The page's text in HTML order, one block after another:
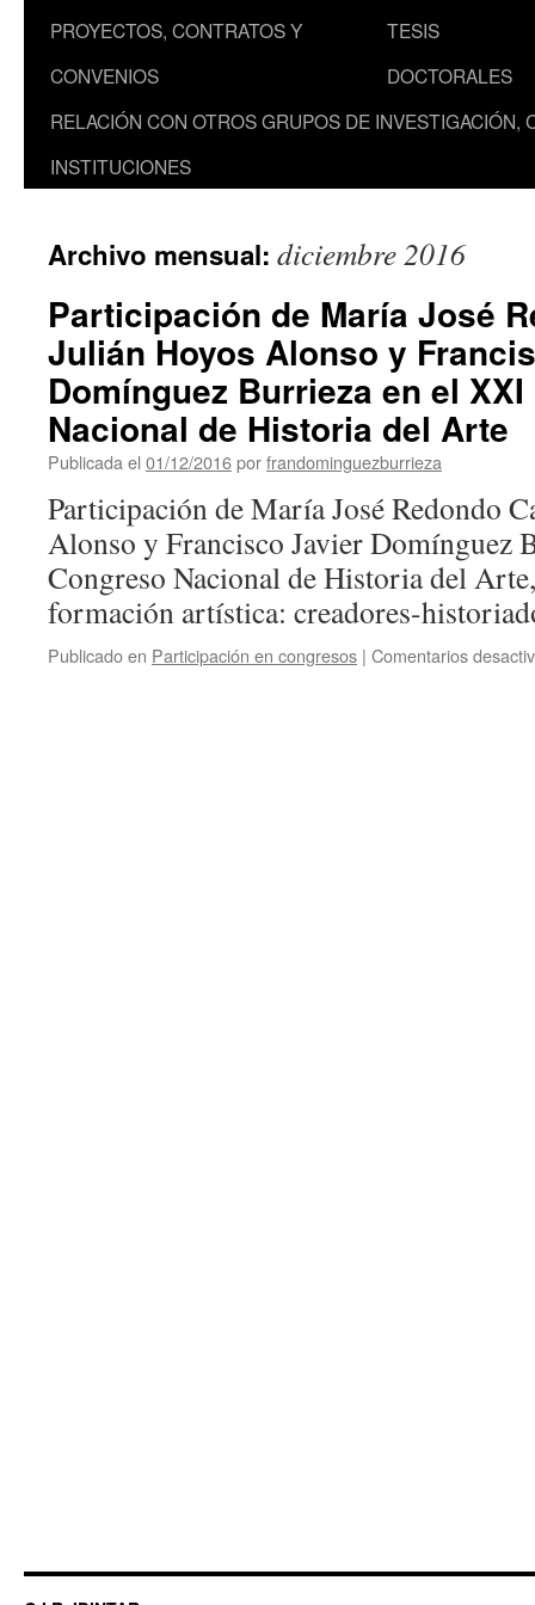
PROYECTOS, CONTRATOS Y
CONVENIOS
TESIS
DOCTORALES
RELACIÓN CON OTROS GRUPOS DE INVESTIGACIÓN,
INSTITUCIONES
Archivo mensual: diciembre 2016
Participación de María José
Julián Hoyos Alonso y
Domínguez Burrieza en el
Nacional de Historia del Arte
Publicada el 01/12/2016porfrandominguezburrieza
Participación de María José Redondo
Alonso y Francisco Javier Domínguez
Congreso Nacional de Historia del
formación artística: creadores-
Publicado en Participación en congresos | Comentarios